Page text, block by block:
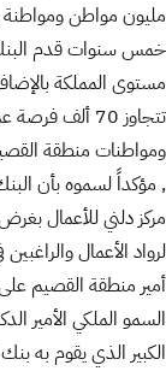
مليون مواطن ومواطنة
مستوى المملكة
ومواطنات منطقة
, مؤكداً لسموه بأن
مركز دلني للأعمال
لرواد الأعمال
أمير منطقة القصيم
السمو الملكي الأمير
الكبير الذي يقوم به